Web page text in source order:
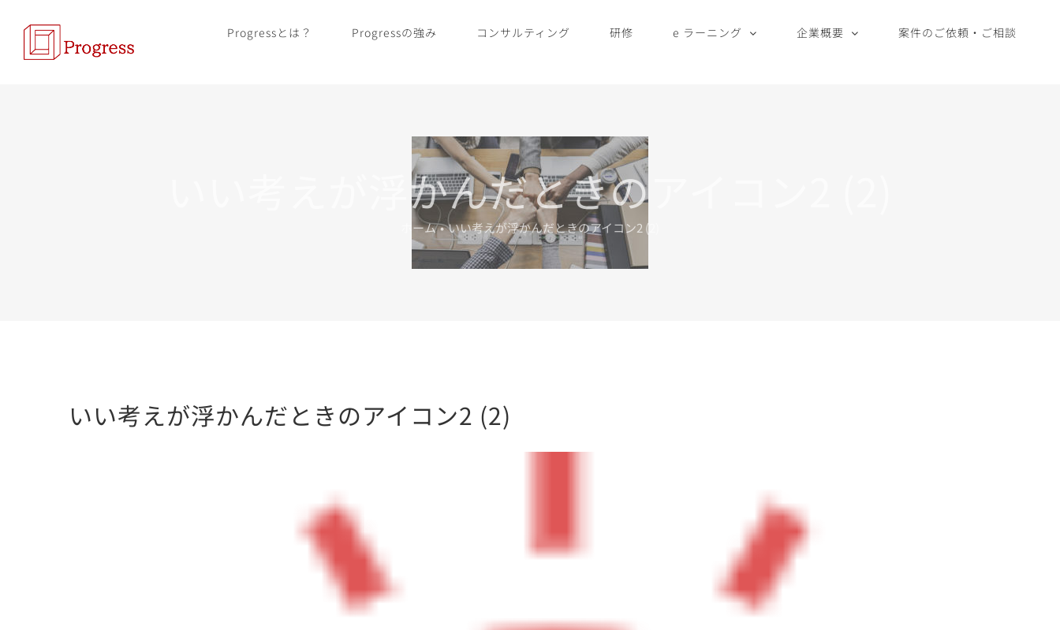
content
Progressとは？ Progressの強み コンサルティング 研修 e ラーニング 企業概要 案件のご依頼・ご相談
いい考えが浮かんだときのアイコン2 (2)
ホーム • いい考えが浮かんだときのアイコン2 (2)
いい考えが浮かんだときのアイコン2 (2)